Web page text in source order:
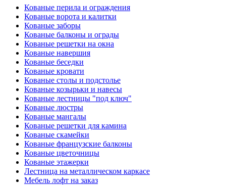
Кованые перила и ограждения
Кованые ворота и калитки
Кованые заборы
Кованые балконы и ограды
Кованые решетки на окна
Кованые навершия
Кованые беседки
Кованые кровати
Кованые столы и подстолье
Кованые козырьки и навесы
Кованые лестницы "под ключ"
Кованые люстры
Кованые мангалы
Кованые решетки для камина
Кованые скамейки
Кованые французские балконы
Кованые цветочницы
Кованые этажерки
Лестница на металлическом каркасе
Мебель лофт на заказ